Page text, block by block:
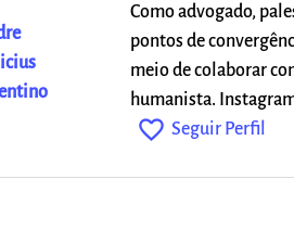
Como advogado,
pontos de
meio de colaborar
humanista.
favorite_outline Seguir Perfil